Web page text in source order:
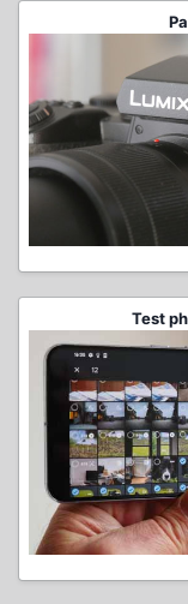
Test